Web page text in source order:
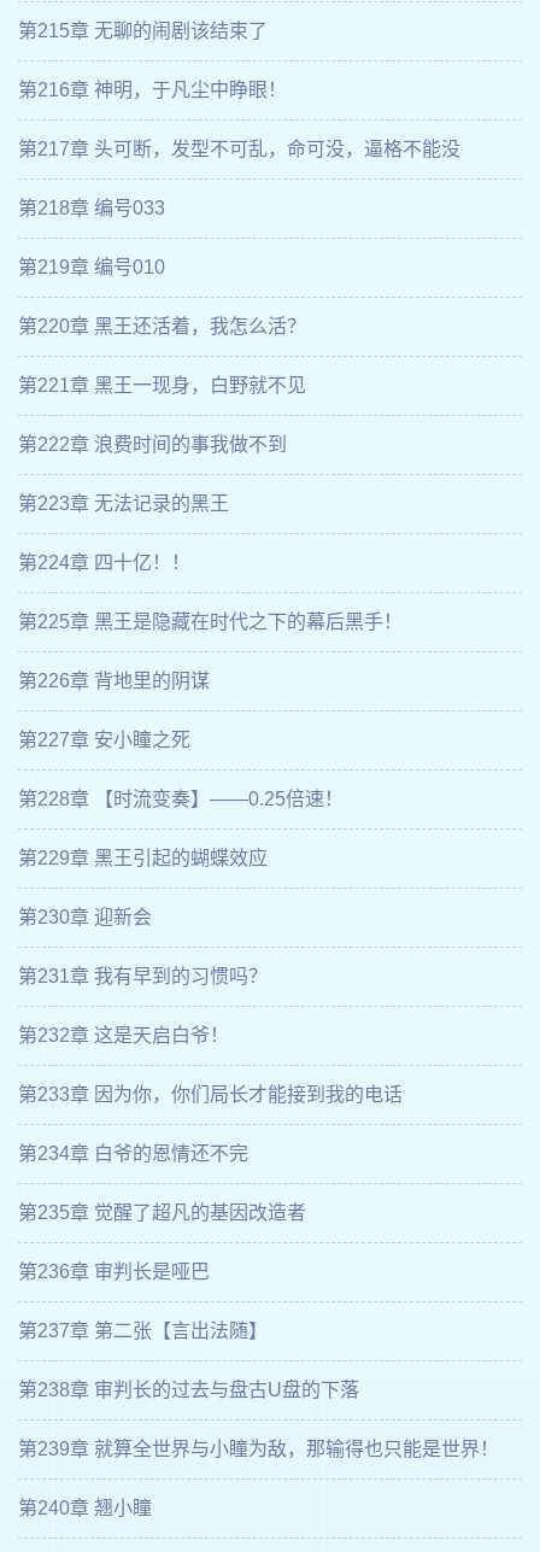
第215章 无聊的闹剧该结束了
第216章 神明，于凡尘中睁眼！
第217章 头可断，发型不可乱，命可没，逼格不能没
第218章 编号033
第219章 编号010
第220章 黑王还活着，我怎么活？
第221章 黑王一现身，白野就不见
第222章 浪费时间的事我做不到
第223章 无法记录的黑王
第224章 四十亿！！
第225章 黑王是隐藏在时代之下的幕后黑手！
第226章 背地里的阴谋
第227章 安小瞳之死
第228章 【时流变奏】——0.25倍速！
第229章 黑王引起的蝴蝶效应
第230章 迎新会
第231章 我有早到的习惯吗？
第232章 这是天启白爷！
第233章 因为你，你们局长才能接到我的电话
第234章 白爷的恩情还不完
第235章 觉醒了超凡的基因改造者
第236章 审判长是哑巴
第237章 第二张【言出法随】
第238章 审判长的过去与盘古U盘的下落
第239章 就算全世界与小瞳为敌，那输得也只能是世界！
第240章 翘小瞳